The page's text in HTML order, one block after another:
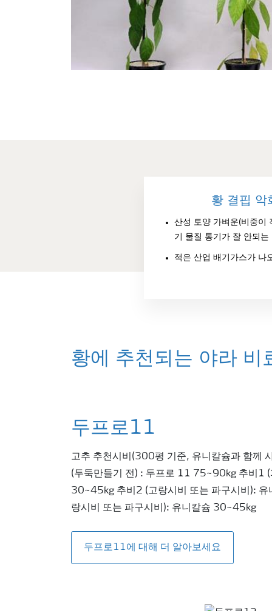
황 결핍 악
산성 토양 가벼운(비중이
기 물질 통기가 잘 안되는
적은 산업 배기가스가 나
황에 추천되는 야라 비
두프로11
고추 추천시비(300평 기준, 유니칼슘과 함께
(두둑만들기 전) : 두프로 11 75~90kg 추비1 (
30~45kg 추비2 (고랑시비 또는 파구시비):
랑시비 또는 파구시비): 유니칼슘 30~45kg
두프로11에 대해 더 알아보세요